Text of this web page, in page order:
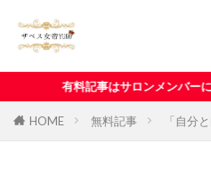
ンメンバーになると読み放題です！
HOME 無料記事 「自分